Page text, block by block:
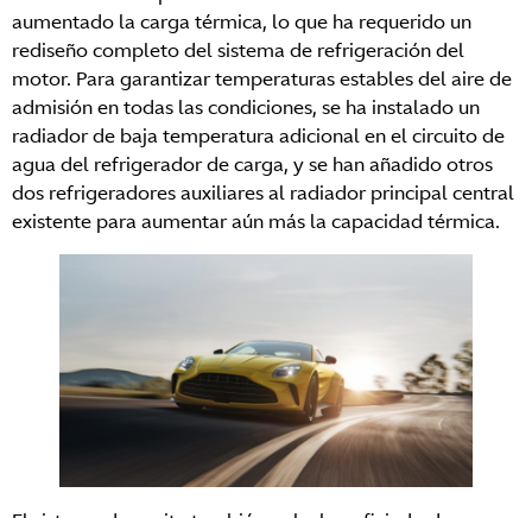
aumentado la carga térmica, lo que ha requerido un
rediseño completo del sistema de refrigeración del
motor. Para garantizar temperaturas estables del aire de
admisión en todas las condiciones, se ha instalado un
radiador de baja temperatura adicional en el circuito de
agua del refrigerador de carga, y se han añadido otros
dos refrigeradores auxiliares al radiador principal central
existente para aumentar aún más la capacidad térmica.